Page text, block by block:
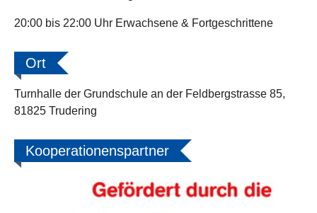
20:00 bis 22:00 Uhr Erwachsene & Fortgeschrittene
Ort
Turnhalle der Grundschule an der Feldbergstrasse 85,
81825 Trudering
Kooperationenspartner